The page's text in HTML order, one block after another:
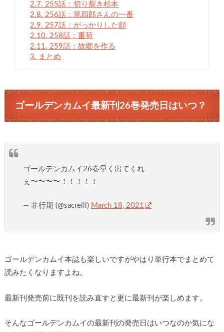
2.7. 255話：切り裂き杉本
2.8. 256話：篤四郎さんの一番
2.9. 257話：がっかりした顔
2.10. 258話：重荷
2.11. 259話：故郷を作る
3. まとめ
ゴールデンカムイ最新刊26巻発売日はいつ？
ゴールデンカムイ26巻早く出てくれ
ぇ〜〜〜〜！！！！！
— 非行期 (@sacrelll) March 18, 2021
ゴールデンカムイ本誌も楽しいですがやはり単行本でまとめて
読みたくなりますよね。
最新刊発売前に既刊を読み直すと更に最新刊が楽しめます。
そんなゴールデンカムイの最新刊の発売日はいつなのか気にな